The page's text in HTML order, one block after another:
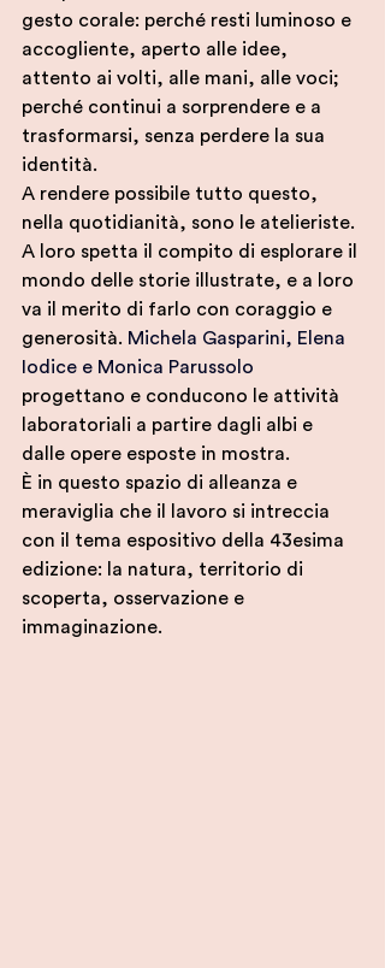
gesto corale: perché resti luminoso e
accogliente, aperto alle idee,
attento ai volti, alle mani, alle voci;
perché continui a sorprendere e a
trasformarsi, senza perdere la sua
identità.
A rendere possibile tutto questo,
nella quotidianità, sono le atelieriste.
A loro spetta il compito di esplorare il
mondo delle storie illustrate, e a loro
va il merito di farlo con coraggio e
generosità. Michela Gasparini, Elena
Iodice e Monica Parussolo
progettano e conducono le attività
laboratoriali a partire dagli albi e
dalle opere esposte in mostra.
È in questo spazio di alleanza e
meraviglia che il lavoro si intreccia
con il tema espositivo della 43esima
edizione: la natura, territorio di
scoperta, osservazione e
immaginazione.